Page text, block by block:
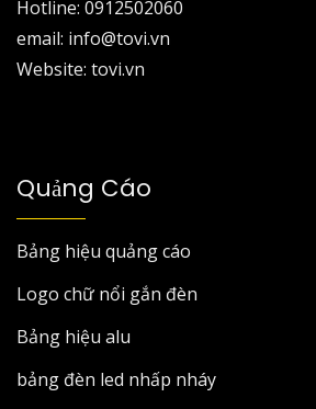
Hotline: 0912502060
email: info@tovi.vn
Website: tovi.vn
Quảng Cáo
Bảng hiệu quảng cáo
Logo chữ nổi gắn đèn
Bảng hiệu alu
bảng đèn led nhấp nháy